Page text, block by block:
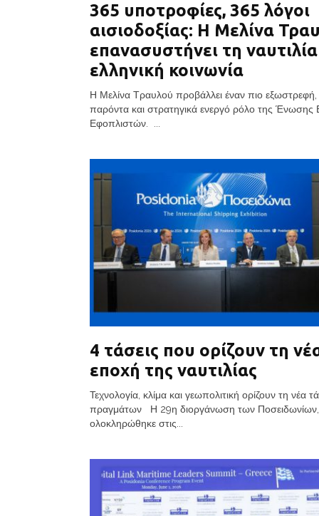
365 υποτροφίες, 365 λόγοι
αισιοδοξίας: Η Μελίνα
επανασυστήνει τη
ελληνική κοινωνία
Η Μελίνα Τραυλού προβάλλει έναν πιο εξωστρεφή,
παρόντα και στρατηγικά ενεργό ρόλο της Ένωσης
Εφοπλιστών. ...
4 τάσεις που ορίζουν τη
εποχή της ναυτιλίας
Τεχνολογία, κλίμα και γεωπολιτική ορίζουν τη νέα
πραγμάτων Η 29η διοργάνωση των
ολοκληρώθηκε στις...